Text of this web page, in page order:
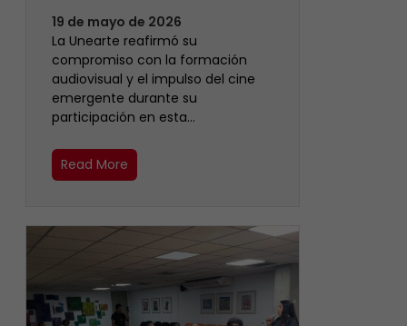
19 de mayo de 2026
La Unearte reafirmó su
compromiso con la formación
audiovisual y el impulso del cine
emergente durante su
participación en esta…
Read More